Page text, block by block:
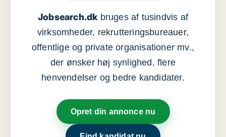
Jobsearch.dkbruges af tusindvis af
virksomheder, rekrutteringsbureauer,
offentlige og private organisationer mv.,
der ønsker høj synlighed, flere
henvendelser og bedre kandidater.
Opret din annonce nu